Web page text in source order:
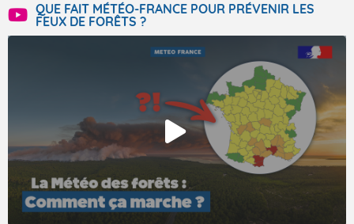
QUE FAIT MÉTÉO-FRANCE POUR PRÉVENIR LES
FEUX DE FORÊTS ?